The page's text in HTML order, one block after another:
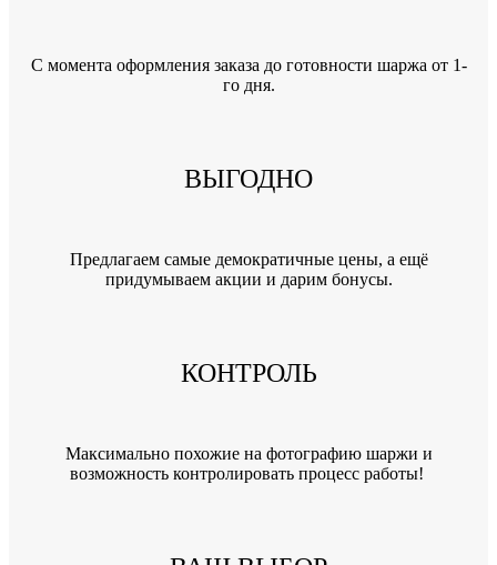
C момента оформления заказа до готовности шаржа от 1-
го дня.
ВЫГОДНО
Предлагаем самые демократичные цены, а ещё
придумываем акции и дарим бонусы.
КОНТРОЛЬ
Максимально похожие на фотографию шаржи и
возможность контролировать процесс работы!